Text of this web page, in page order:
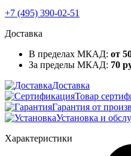
+7 (495) 390-02-51
Доставка
В пределах МКАД: от
За пределы МКАД: 70
Доставка
Товар
Гарантия от
Установка и
Характеристики